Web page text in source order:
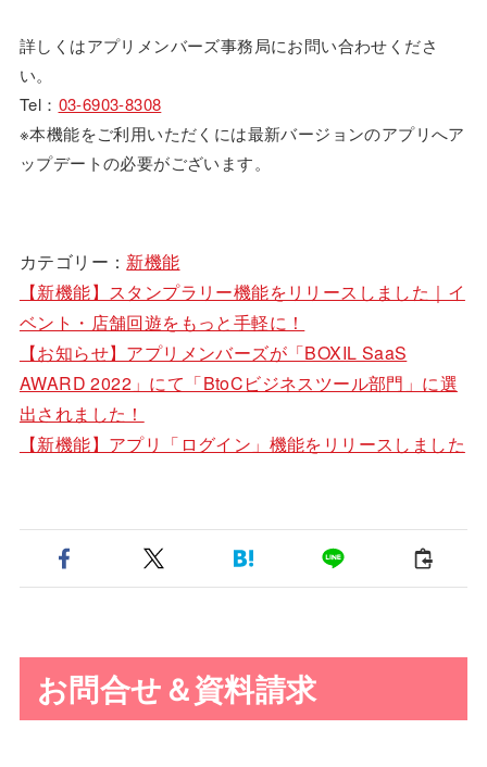
詳しくはアプリメンバーズ事務局にお問い合わせくださ
い。
Tel： 03-6903-8308
※本機能をご利用いただくには最新バージョンのアプリへア
ップデートの必要がございます。
カテゴリー： 新機能
【新機能】スタンプラリー機能をリリースしました｜イ
ベント・店舗回遊をもっと手軽に！
【お知らせ】アプリメンバーズが「BOXIL SaaS
AWARD 2022」にて「BtoCビジネスツール部門」に選
出されました！
【新機能】アプリ「ログイン」機能をリリースしました
お問合せ＆資料請求